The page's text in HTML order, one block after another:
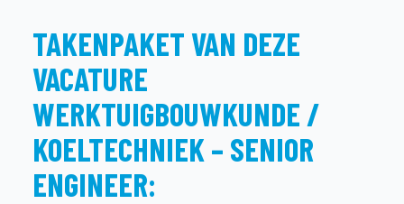
TAKENPAKET VAN DEZE
VACATURE
WERKTUIGBOUWKUNDE /
KOELTECHNIEK – SENIOR
ENGINEER: